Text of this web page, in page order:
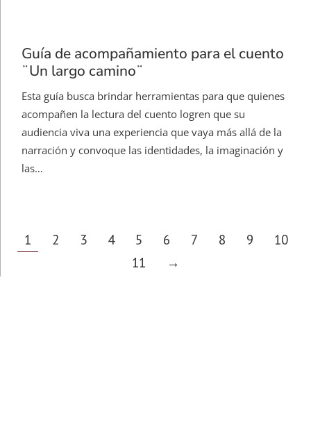
Guía de acompañamiento para el cuento
¨Un largo camino¨
Esta guía busca brindar herramientas para que quienes
acompañen la lectura del cuento logren que su
audiencia viva una experiencia que vaya más allá de la
narración y convoque las identidades, la imaginación y
las…
1 2 3 4 5 6 7 8 9
10
11
→